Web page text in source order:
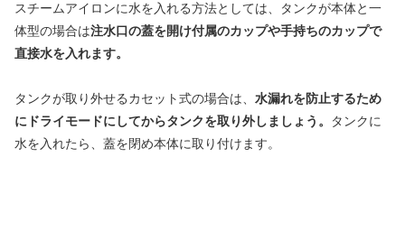
スチームアイロンに水を入れる方法としては、タンクが本体と一
体型の場合は注水口の蓋を開け付属のカップや手持ちのカップで
直接水を入れます。
タンクが取り外せるカセット式の場合は、 水漏れを防止するため
にドライモードにしてからタンクを取り外しましょう。
タンクに
水を入れたら、蓋を閉め本体に取り付けます。